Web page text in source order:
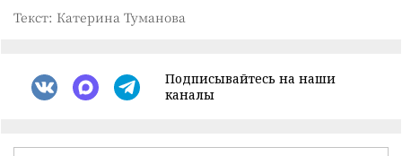
Текст: Катерина Туманова
Подписывайтесь на наши
каналы